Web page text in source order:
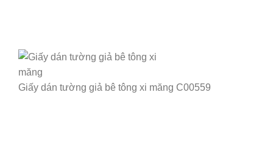
Giấy dán tường giả bê tông xi măng C00559